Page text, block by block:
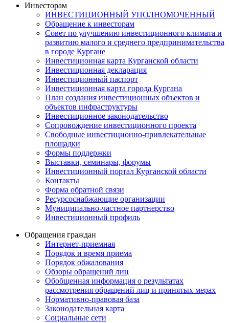
Инвесторам
ИНВЕСТИЦИОННЫЙ УПОЛНОМОЧЕННЫЙ
Обращение к инвесторам
Совет по улучшению инвестиционного климата и
развитию малого и среднего предпринимательства
в городе Кургане
Инвестиционная карта Курганской области
Инвестиционная декларация
Инвестиционный паспорт
Инвестиционная карта города Кургана
План создания инвестиционных объектов и
объектов инфраструктуры
Инвестиционное законодательство
Сопровождение инвестиционного проекта
Свободные инвестиционно-привлекательные
площадки
Формы поддержки
Выставки, семинары, форумы
Инвестиционный портал Курганской области
Контакты
Форма обратной связи
Ресурсоснабжающие организации
Муниципально-частное партнерство
Инвестиционный профиль
Обращения граждан
Интернет-приемная
Порядок и время приема
Порядок обжалования
Обзоры обращений лиц
Обобщенная информация о результатах
рассмотрения обращений лиц и принятых мерах
Нормативно-правовая база
Законодательная карта
Социальные сети